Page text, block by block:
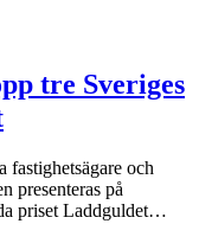
tre Sveriges
fastighetsägare och
presenteras på
priset Laddguldet…